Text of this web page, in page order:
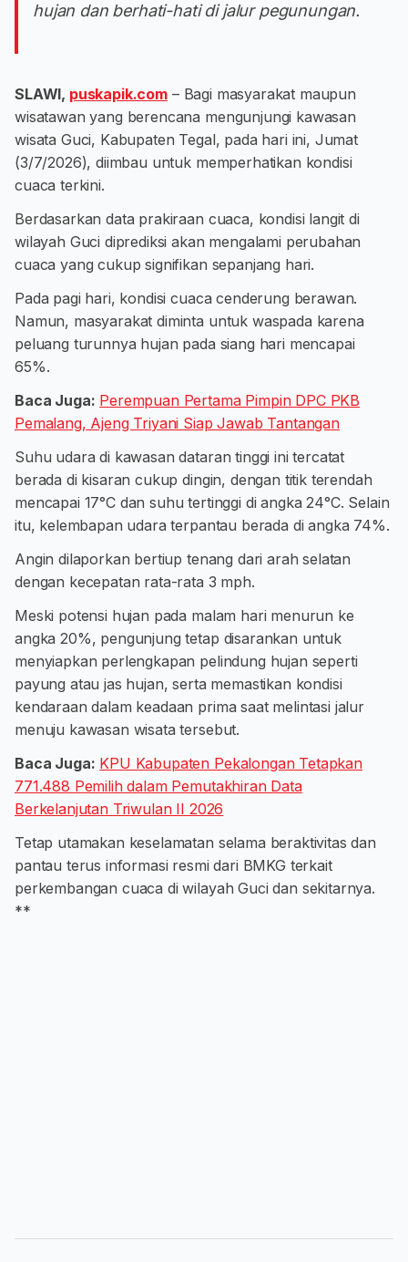
hujan dan berhati-hati di jalur pegunungan.
SLAWI, puskapik.com– Bagi masyarakat maupun
wisatawan yang berencana mengunjungi kawasan
wisata Guci, Kabupaten Tegal, pada hari ini, Jumat
(3/7/2026), diimbau untuk memperhatikan kondisi
cuaca terkini.
Berdasarkan data prakiraan cuaca, kondisi langit di
wilayah Guci diprediksi akan mengalami perubahan
cuaca yang cukup signifikan sepanjang hari.
Pada pagi hari, kondisi cuaca cenderung berawan.
Namun, masyarakat diminta untuk waspada karena
peluang turunnya hujan pada siang hari mencapai
65%.
Baca Juga: Perempuan Pertama Pimpin DPC PKB
Pemalang, Ajeng Triyani Siap Jawab Tantangan
Suhu udara di kawasan dataran tinggi ini tercatat
berada di kisaran cukup dingin, dengan titik terendah
mencapai 17°C dan suhu tertinggi di angka 24°C. Selain
itu, kelembapan udara terpantau berada di angka 74%.
Angin dilaporkan bertiup tenang dari arah selatan
dengan kecepatan rata-rata 3 mph.
Meski potensi hujan pada malam hari menurun ke
angka 20%, pengunjung tetap disarankan untuk
menyiapkan perlengkapan pelindung hujan seperti
payung atau jas hujan, serta memastikan kondisi
kendaraan dalam keadaan prima saat melintasi jalur
menuju kawasan wisata tersebut.
Baca Juga: KPU Kabupaten Pekalongan Tetapkan
771.488 Pemilih dalam Pemutakhiran Data
Berkelanjutan Triwulan II 2026
Tetap utamakan keselamatan selama beraktivitas dan
pantau terus informasi resmi dari BMKG terkait
perkembangan cuaca di wilayah Guci dan sekitarnya.
**